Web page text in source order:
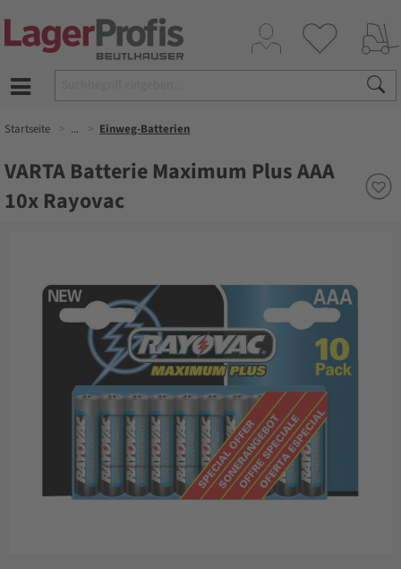
Startseite ... Einweg-Batterien
VARTA Batterie Maximum Plus AAA
10x Rayovac